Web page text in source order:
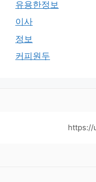
유용한정보
이사
정보
커피원두
https://